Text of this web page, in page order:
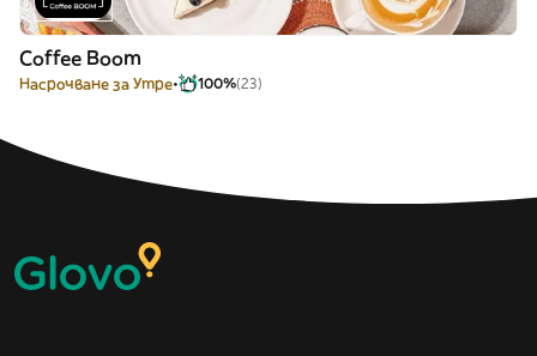
Coffee Boom
Насрочване за Утре 100%(23)